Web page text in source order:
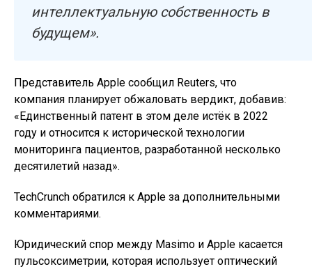
интеллектуальную собственность в
будущем».
Представитель Apple сообщил Reuters, что
компания планирует обжаловать вердикт, добавив:
«Единственный патент в этом деле истёк в 2022
году и относится к исторической технологии
мониторинга пациентов, разработанной несколько
десятилетий назад».
TechCrunch обратился к Apple за дополнительными
комментариями.
Юридический спор между Masimo и Apple касается
пульсоксиметрии, которая использует оптический